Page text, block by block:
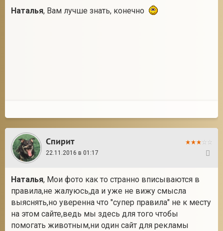
Наталья, Вам лучше знать, конечно
Спирит
22.11.2016 в 01:17
Наталья, Мои фото как то странно вписываются в
правила,не жалуюсь,да и уже не вижу смысла
выяснять,но уверенна что "супер правила" не к месту
на этом сайте,ведь мы здесь для того чтобы
помогать животным,ни один сайт для рекламы